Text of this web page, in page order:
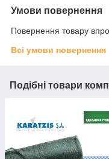
Умови повернення
Повернення товару
Всі умови повернення
Подібні товари